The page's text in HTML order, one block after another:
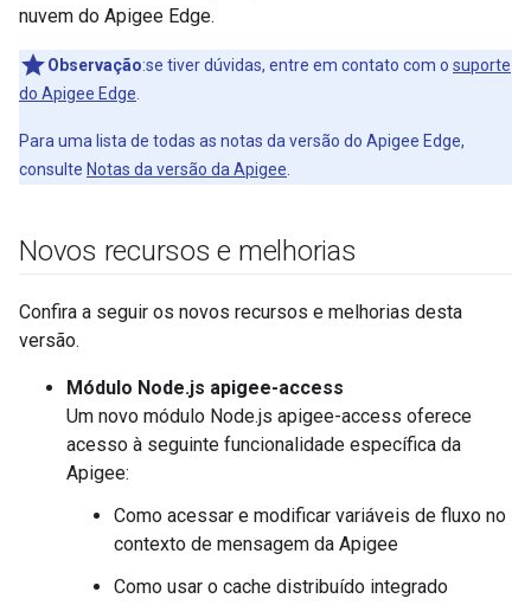
nuvem do Apigee Edge.
Observação:se tiver dúvidas, entre em contato com o suporte
do Apigee Edge
Para uma lista de todas as notas da versão do Apigee Edge,
consulte Notas da versão da Apigee
Novos recursos e melhorias
Confira a seguir os novos recursos e melhorias desta
versão.
Módulo Node.js apigee-access
Um novo módulo Node.js apigee-access oferece
acesso à seguinte funcionalidade específica da
Apigee:
Como acessar e modificar variáveis de fluxo no
contexto de mensagem da Apigee
Como usar o cache distribuído integrado